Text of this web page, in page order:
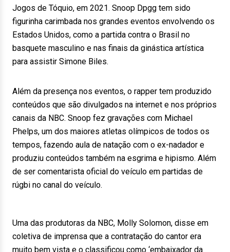
Jogos de Tóquio, em 2021. Snoop Dpgg tem sido
figurinha carimbada nos grandes eventos envolvendo os
Estados Unidos, como a partida contra o Brasil no
basquete masculino e nas finais da ginástica artística
para assistir Simone Biles.
Além da presença nos eventos, o rapper tem produzido
conteúdos que são divulgados na internet e nos próprios
canais da NBC. Snoop fez gravações com Michael
Phelps, um dos maiores atletas olímpicos de todos os
tempos, fazendo aula de natação com o ex-nadador e
produziu conteúdos também na esgrima e hipismo. Além
de ser comentarista oficial do veículo em partidas de
rúgbi no canal do veículo.
Uma das produtoras da NBC, Molly Solomon, disse em
coletiva de imprensa que a contratação do cantor era
muito bem vista e o classificou como ‘embaixador da